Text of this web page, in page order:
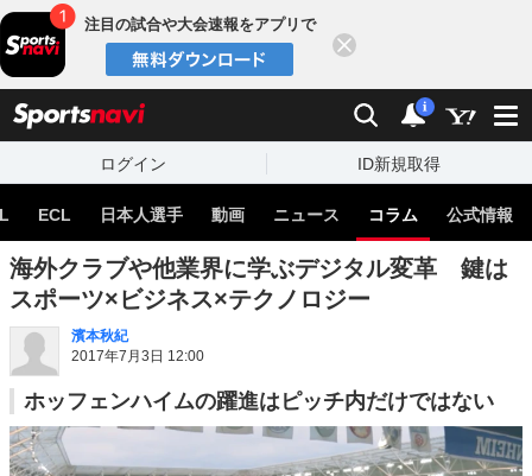
注目の試合や大会速報をアプリで
検索 通知
i
ログイン ID新規取得
ECL 日本人選手 動画 ニュース コラム 公式情報
海外クラブや他業界に学ぶデジタル変革 鍵は
スポーツ×ビジネス×テクノロジー
濱本秋紀
2017年7月3日 12:00
ホッフェンハイムの躍進はピッチ内だけではない